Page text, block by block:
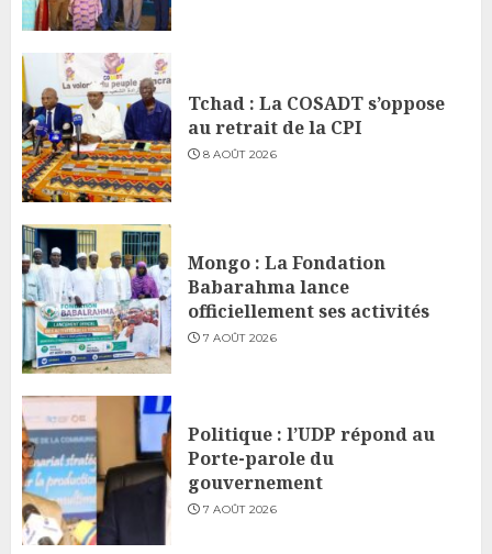
Tchad : La COSADT s’oppose
au retrait de la CPI
8 AOÛT 2026
Mongo : La Fondation
Babarahma lance
officiellement ses activités
7 AOÛT 2026
Politique : l’UDP répond au
Porte-parole du
gouvernement
7 AOÛT 2026